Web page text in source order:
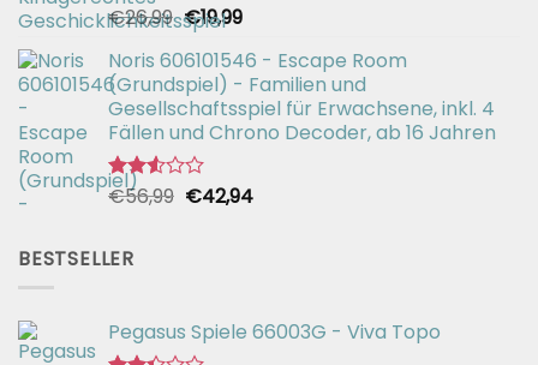
Bewertet
mit
2.49
von 5
€26,99 Ursprünglicher
Preis
war:
€26,99
€19,99Aktueller
ist:
€19,99.
Noris 606101546 - Escape Room
(Grundspiel) - Familien und
Gesellschaftsspiel für Erwachsene, inkl. 4
Fällen und Chrono Decoder, ab 16 Jahren
Bewertet
von 5
€56,99 Ursprünglicher
€42,94Aktueller
BESTSELLER
Pegasus Spiele 66003G - Viva Topo